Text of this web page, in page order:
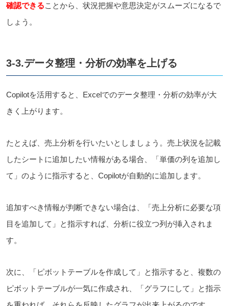
確認できることから、状況把握や意思決定がスムーズになるで
しょう。
3-3.データ整理・分析の効率を上げる
Copilotを活用すると、Excelでのデータ整理・分析の効率が大
きく上がります。
たとえば、売上分析を行いたいとしましょう。売上状況を記載
したシートに追加したい情報がある場合、「単価の列を追加し
て」のように指示すると、Copilotが自動的に追加します。
追加すべき情報が判断できない場合は、「売上分析に必要な項
目を追加して」と指示すれば、分析に役立つ列が挿入されま
す。
次に、「ピボットテーブルを作成して」と指示すると、複数の
ピボットテーブルが一気に作成され、「グラフにして」と指示